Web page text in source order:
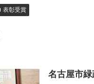
表彰受賞
名古屋市